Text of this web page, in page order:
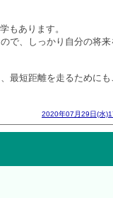
もあります。
で、しっかり自分の将
最短距離を走るために
2020年07月29日(水